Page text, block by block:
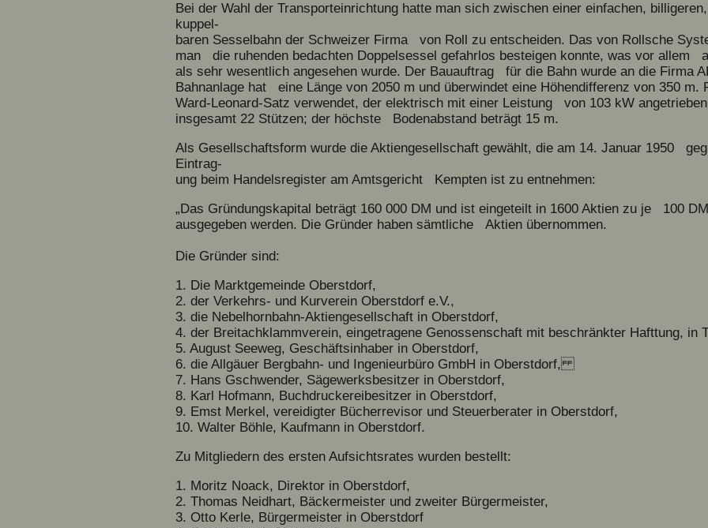
Bei der Wahl der Transporteinrichtung hatte man sich zwischen einer einfachen,
kuppel-
baren Sesselbahn der Schweizer Firma von Roll zu entscheiden. Das von Rollsche
man die ruhenden bedachten Doppelsessel gefahrlos besteigen konnte, was vor allem
als sehr wesentlich angesehen wurde. Der Bauauftrag für die Bahn wurde an die Firma
Bahnanlage hat eine Länge von 2050 m und überwindet eine Höhendifferenz von 350
Ward-Leonard-Satz verwendet, der elektrisch mit einer Leistung von 103 kW
insgesamt 22 Stützen; der höchste Bodenabstand beträgt 15 m.
Als Gesellschaftsform wurde die Aktiengesellschaft gewählt, die am 14. Januar 1950
Eintrag-
ung beim Handelsregister am Amtsgericht Kempten ist zu entnehmen:
„Das Gründungskapital beträgt 160 000 DM und ist eingeteilt in 1600 Aktien zu je 100
ausgegeben werden. Die Gründer haben sämtliche Aktien übernommen.
Die Gründer sind:
1. Die Marktgemeinde Oberstdorf,
2. der Verkehrs- und Kurverein Oberstdorf e.V.,
3. die Nebelhornbahn-Aktiengesellschaft in Oberstdorf,
4. der Breitachklammverein, eingetragene Genossenschaft mit beschränkter Hafttung, in
5. August Seeweg, Geschäftsinhaber in Oberstdorf,
6. die Allgäuer Bergbahn- und Ingenieurbüro GmbH in Oberstdorf,
7. Hans Gschwender, Sägewerksbesitzer in Oberstdorf,
8. Karl Hofmann, Buchdruckereibesitzer in Oberstdorf,
9. Emst Merkel, vereidigter Bücherrevisor und Steuerberater in Oberstdorf,
10. Walter Böhle, Kaufmann in Oberstdorf.
Zu Mitgliedern des ersten Aufsichtsrates wurden bestellt:
1. Moritz Noack, Direktor in Oberstdorf,
2. Thomas Neidhart, Bäckermeister und zweiter Bürgermeister,
3. Otto Kerle, Bürgermeister in Oberstdorf